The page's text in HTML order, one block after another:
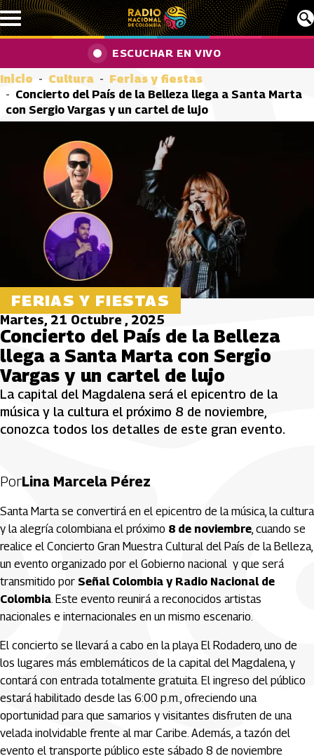
Pasar al contenido principal
ESCUCHAR EN VIVO
Inicio Cultura
Ferias y fiestas
Concierto del País de la Belleza llega a Santa Marta
con Sergio Vargas y un cartel de lujo
FERIAS Y FIESTAS
Martes, 21 Octubre , 2025
Concierto del País de la Belleza
llega a Santa Marta con Sergio
Vargas y un cartel de lujo
La capital del Magdalena será el epicentro de la
música y la cultura el próximo 8 de noviembre,
conozca todos los detalles de este gran evento.
PorLina Marcela Pérez
Santa Marta se convertirá en el epicentro de la música, la cultura
y la alegría colombiana el próximo 8 de noviembre, cuando se
realice el Concierto Gran Muestra Cultural del País de la Belleza,
un evento organizado por el Gobierno nacional y que será
transmitido por Señal Colombia y Radio Nacional de
Colombia. Este evento reunirá a reconocidos artistas
nacionales e internacionales en un mismo escenario.
El concierto se llevará a cabo en la playa El Rodadero, uno de
los lugares más emblemáticos de la capital del Magdalena, y
contará con entrada totalmente gratuita. El ingreso del público
estará habilitado desde las 6:00 p.m., ofreciendo una
oportunidad para que samarios y visitantes disfruten de una
velada inolvidable frente al mar Caribe. Además, a tazón del
evento el transporte público este sábado 8 de noviembre